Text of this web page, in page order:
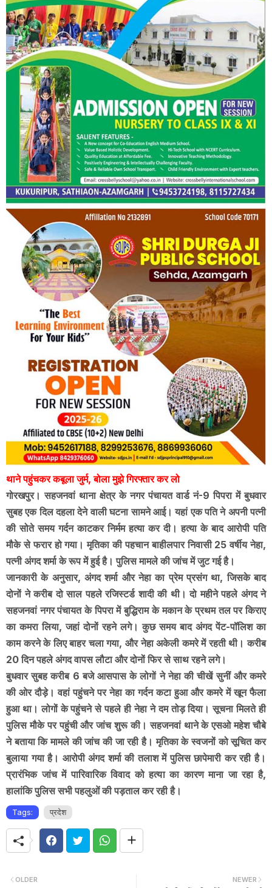
थाने पहुंचकर कबूला जुर्म, बोला मुझे गिरफ्तार कर लो
गोरखपुर। सहजनवां थाना क्षेत्र के नगर पंचायत वार्ड नं-9 पिपरा में बुधवार
सुबह एक दिल दहला देने वाली घटना सामने आई। यहां एक पति ने अपनी पत्नी
की सोते समय गर्दन काटकर निर्मम हत्या कर दी। हत्या के बाद आरोपी पति
मौके से फरार हो गया। मृतिका की पहचान बाहीलपार निवासी 25 वर्षीय नेहा,
पत्नी अंगद शर्मा के रूप में हुई है। पुलिस मामले की जांच में जुट गई है।
जानकारी के अनुसार, अंगद शर्मा और नेहा का प्रेम प्रसंग था, जिसके बाद
दोनों ने करीब दो साल पहले रजिस्टर्ड शादी की थी। दो महीने पहले अंगद ने
सहजनवां नगर पंचायत के पिपरा में बुद्धिराम के मकान के प्रथम तल पर किराए
का कमरा लिया, जहां दोनों रहने लगे। कुछ समय बाद अंगद पेंट-पॉलिश का
काम करने के लिए बाहर चला गया, और नेहा अकेली कमरे में रहती थी। करीब
20 दिन पहले अंगद वापस लौटा और दोनों फिर से साथ रहने लगे।
बुधवार सुबह करीब 6 बजे आसपास के लोगों ने नेहा की चीखें सुनीं और कमरे
की ओर दौड़े। वहां पहुंचने पर नेहा का गर्दन कटा हुआ और कमरे में खून फैला
हुआ था। लोगों के पहुंचने से पहले ही नेहा ने दम तोड़ दिया। सूचना मिलते ही
पुलिस मौके पर पहुंची और जांच शुरू की। सहजनवां थाने के एसओ महेश चौबे
ने बताया कि मामले की जांच की जा रही है। मृतिका के स्वजनों को सूचित कर
बुलाया गया है। आरोपी अंगद शर्मा की तलाश में पुलिस छापेमारी कर रही है।
प्रारंभिक जांच में पारिवारिक विवाद को हत्या का कारण माना जा रहा है,
हालांकि पुलिस सभी पहलुओं की पड़ताल कर रही है।
Tags: प्रदेश
NEWER
OLDER